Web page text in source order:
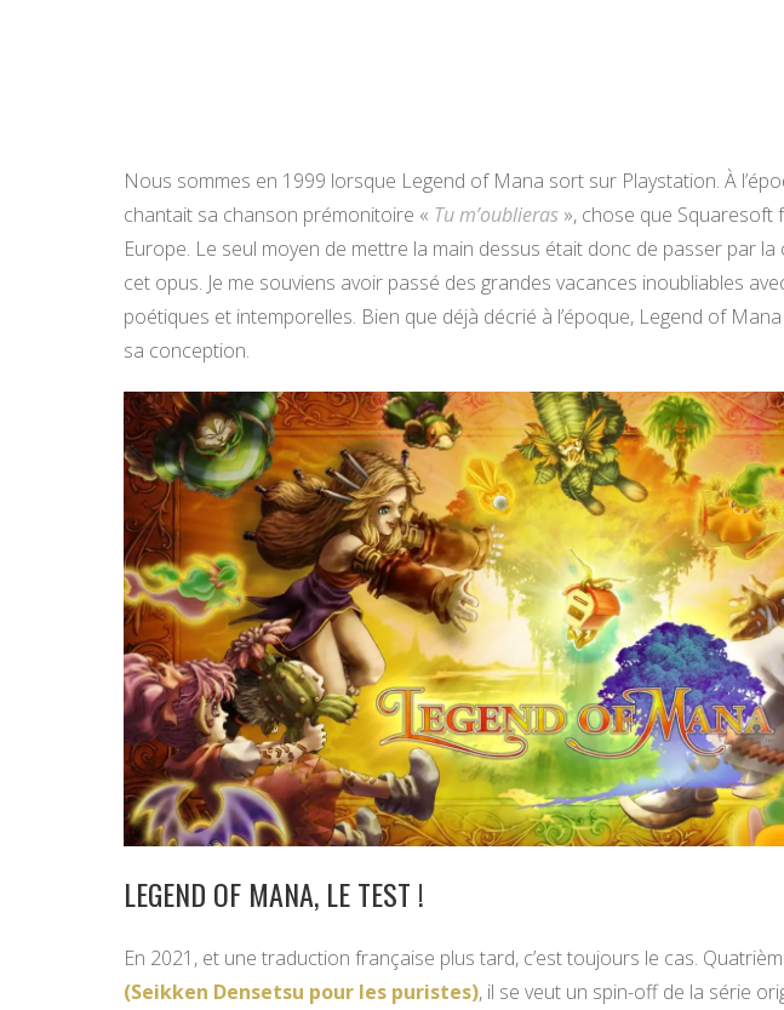
Nous sommes en 1999 lorsque Legend of Mana sort sur Playstation. À
chantait sa chanson prémonitoire « Tu m’oublieras », chose que
Europe. Le seul moyen de mettre la main dessus était donc de passer par
cet opus. Je me souviens avoir passé des grandes vacances inoubliables
poétiques et intemporelles. Bien que déjà décrié à l’époque, Legend of
sa conception.
LEGEND OF MANA, LE TEST !
En 2021, et une traduction française plus tard, c’est toujours le cas.
(Seikken Densetsu pour les puristes), il se veut un spin-off de la série